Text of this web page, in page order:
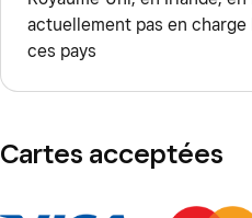
actuellement pas en
ces pays
Cartes acceptées